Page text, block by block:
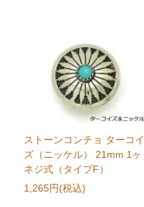
ストーンコンチョ ターコイ
ズ（ニッケル） 21mm 1ヶ
ネジ式（タイプF）
1,265円(税込)